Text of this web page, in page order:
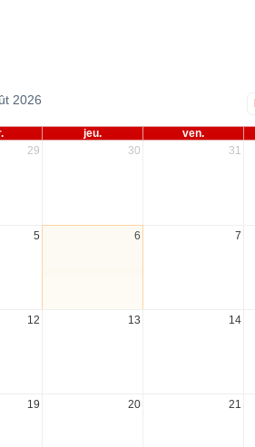
2026
jeu. ven.
29 30 31
5 6 7
12 13 14
19 20 21